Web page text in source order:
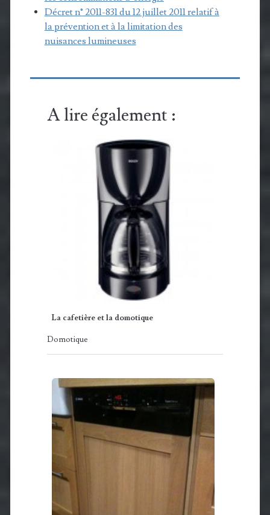
Décret n° 2011-831 du 12 juillet 2011 relatif à
la prévention et à la limitation des
nuisances lumineuses
A lire également :
La cafetière et la domotique
Domotique